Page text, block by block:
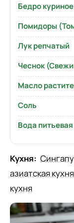
Бедро куриное
Помидоры
Лук репчатый
Чеснок
Масло
Соль
Вода питьевая
Кухня:
азиатская кухня
кухня